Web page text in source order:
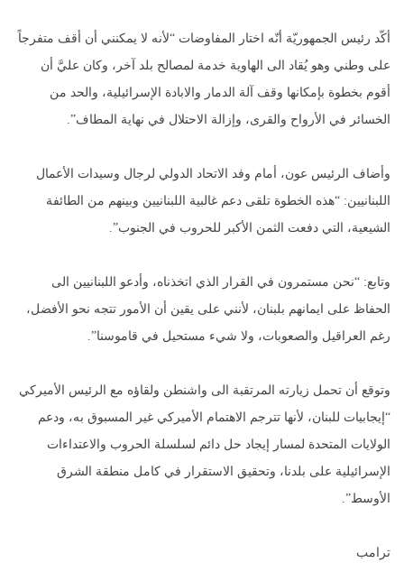
أكّد رئيس الجمهوريّة أنّه اختار المفاوضات “لأنه لا يمكنني أن أقف متفرجاً
على وطني وهو يُقاد الى الهاوية خدمة لمصالح بلد آخر، وكان عليَّ أن
أقوم بخطوة بإمكانها وقف آلة الدمار والابادة الإسرائيلية، والحد من
الخسائر في الأرواح والقرى، وإزالة الاحتلال في نهاية المطاف”.
وأضاف الرئيس عون، أمام وفد الاتحاد الدولي لرجال وسيدات الأعمال
اللبنانيين: “هذه الخطوة تلقى دعم غالبية اللبنانيين وبينهم من الطائفة
الشيعية، التي دفعت الثمن الأكبر للحروب في الجنوب”.
وتابع: “نحن مستمرون في القرار الذي اتخذناه، وأدعو اللبنانيين الى
الحفاظ على ايمانهم بلبنان، لأنني على يقين أن الأمور تتجه نحو الأفضل،
رغم العراقيل والصعوبات، ولا شيء مستحيل في قاموسنا”.
وتوقع أن تحمل زيارته المرتقبة الى واشنطن ولقاؤه مع الرئيس الأميركي
“إيجابيات للبنان، لأنها تترجم الاهتمام الأميركي غير المسبوق به، ودعم
الولايات المتحدة لمسار إيجاد حل دائم لسلسلة الحروب والاعتداءات
الإسرائيلية على بلدنا، وتحقيق الاستقرار في كامل منطقة الشرق
الأوسط”.
ترامب